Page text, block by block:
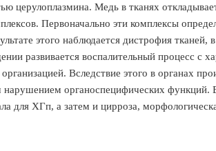
церулоплазмина. Медь в тканях
Первоначально эти комплексы
этого наблюдается дистрофия тканей,
развивается воспалительный процесс с
Вследствие этого в органах
органоспецифических функций.
для ХГп, а затем и цирроза,